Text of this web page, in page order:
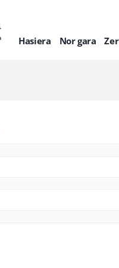
Hasiera Nor gara